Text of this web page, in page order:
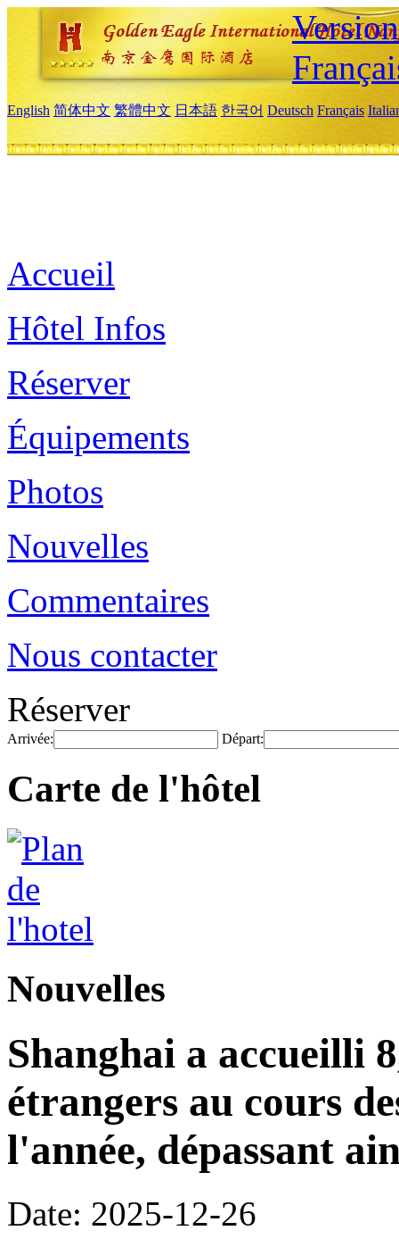
English 简体中文 繁體中文 日本語 한국어 Deutsch Français
Accueil
Hôtel Infos
Réserver
Équipements
Photos
Nouvelles
Commentaires
Nous contacter
Réserver
Arrivée: Départ:
Carte de l'hôtel
Nouvelles
Shanghai a accueilli
étrangers au cours
l'année, dépassant
Date: 2025-12-26